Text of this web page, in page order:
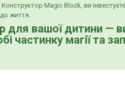
Magic Block, ви
життя.
для вашої дитини —
частинку магії та